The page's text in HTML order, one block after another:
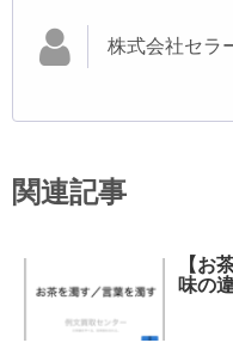
株式会社セラ
関連記事
【お
味の